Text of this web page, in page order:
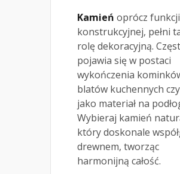
Kamień oprócz funkcji
konstrukcyjnej, pełni
rolę dekoracyjną.
pojawia się w postaci
wykończenia
blatów kuchennych
jako materiał na
Wybieraj kamień
który doskonale
drewnem, tworząc
harmonijną całość.